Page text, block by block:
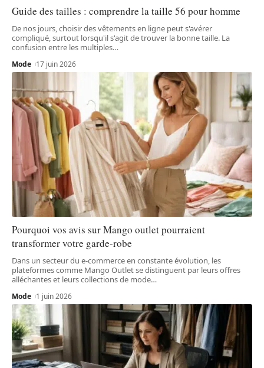
Guide des tailles : comprendre la taille 56 pour homme
De nos jours, choisir des vêtements en ligne peut s'avérer
compliqué, surtout lorsqu'il s'agit de trouver la bonne taille. La
confusion entre les multiples…
Mode 17 juin 2026
Pourquoi vos avis sur Mango outlet pourraient
transformer votre garde-robe
Dans un secteur du e-commerce en constante évolution, les
plateformes comme Mango Outlet se distinguent par leurs offres
alléchantes et leurs collections de mode…
Mode 1 juin 2026